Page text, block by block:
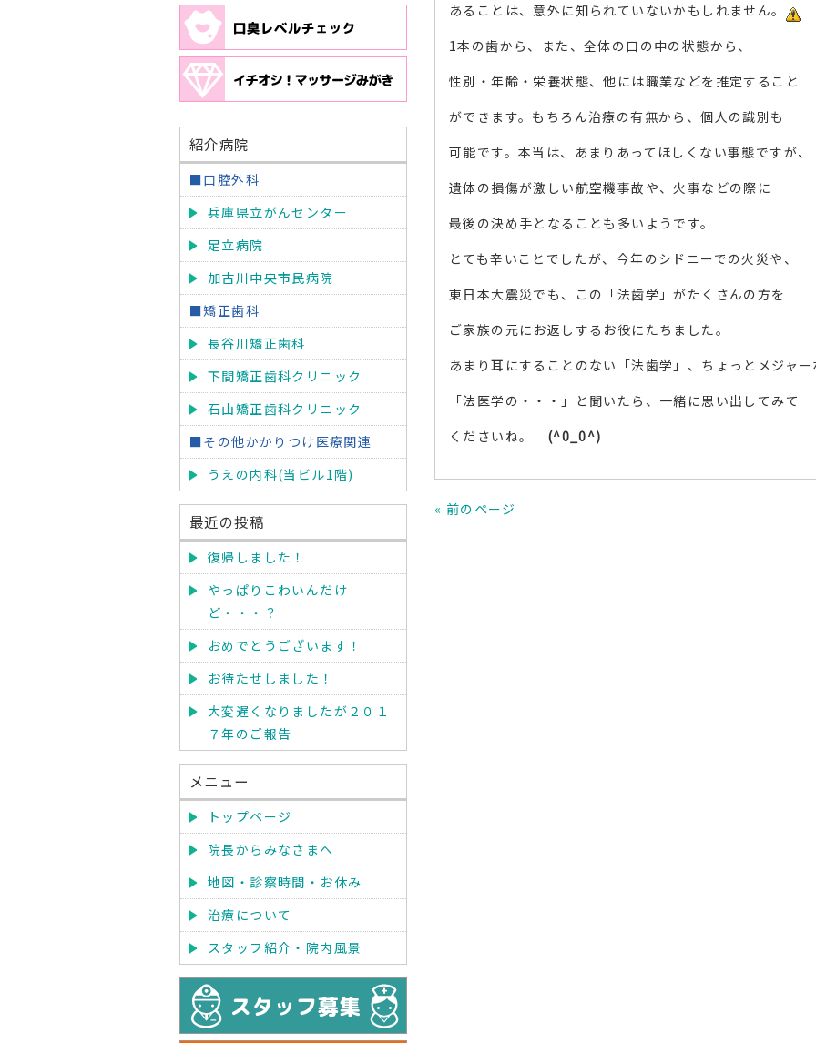
あることは、意外に知られていないかもしれません。
1本の歯から、また、全体の口の中の状態から、
性別・年齢・栄養状態、他には職業などを推定すること
ができます。もちろん治療の有無から、個人の識別も
可能です。本当は、あまりあってほしくない事態ですが、
遺体の損傷が激しい航空機事故や、火事などの際に
最後の決め手となることも多いようです。
とても辛いことでしたが、今年のシドニーでの火災や、
東日本大震災でも、この「法歯学」がたくさんの方を
ご家族の元にお返しするお役にたちました。
あまり耳にすることのない「法歯学」、ちょっとメジャー
「法医学の・・・」と聞いたら、一緒に思い出してみて
くださいね。 (^0_0^)
« 前のページ
紹介病院
■口腔外科
兵庫県立がんセンター
足立病院
加古川中央市民病院
■矯正歯科
長谷川矯正歯科
下間矯正歯科クリニック
石山矯正歯科クリニック
■その他かかりつけ医療関連
うえの内科(当ビル1階)
最近の投稿
復帰しました！
やっぱりこわいんだけ
ど・・・？
おめでとうございます！
お待たせしました！
大変遅くなりましたが２０１
７年のご報告
メニュー
トップページ
院長からみなさまへ
地図・診察時間・お休み
治療について
スタッフ紹介・院内風景